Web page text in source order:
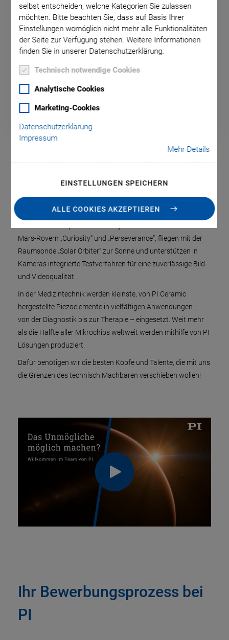
selbst entscheiden, welche Kategorien Sie zulassen
möchten. Bitte beachten Sie, dass auf Basis Ihrer
Einstellungen womöglich nicht mehr alle Funktionalitäten
der Seite zur Verfügung stehen. Weitere Informationen
finden Sie in unserer Datenschutzerklärung.
Technisch notwendige Cookies
Analytische Cookies
Marketing-Cookies
Datenschutzerklärung
Impressum
Mehr Details
EINSTELLUNGEN SPEICHERN
ALLE COOKIES AKZEPTIEREN
Jetzt Traumjob finden!
Mit einem einzigartigen Portfolio an Lösungen für
anspruchsvollste Positionieraufgaben trägt PI zur
Verwirklichung zahlloser spannender Projekte und Aufgaben
Mars-Rovern „Curiosity“ und „Perseverance“, fliegen mit der
Raumsonde „Solar Orbiter“ zur Sonne und unterstützen in
Kameras integrierte Testverfahren für eine zuverlässige Bild-
und Videoqualität.
In der Medizintechnik werden kleinste, von PI Ceramic
hergestellte Piezoelemente in vielfältigen Anwendungen –
von der Diagnostik bis zur Therapie – eingesetzt. Weit mehr
als die Hälfte aller Mikrochips weltweit werden mithilfe von PI
Lösungen produziert.
Dafür benötigen wir die besten Köpfe und Talente, die mit uns
die Grenzen des technisch Machbaren verschieben wollen!
Ihr Bewerbungsprozess bei
PI